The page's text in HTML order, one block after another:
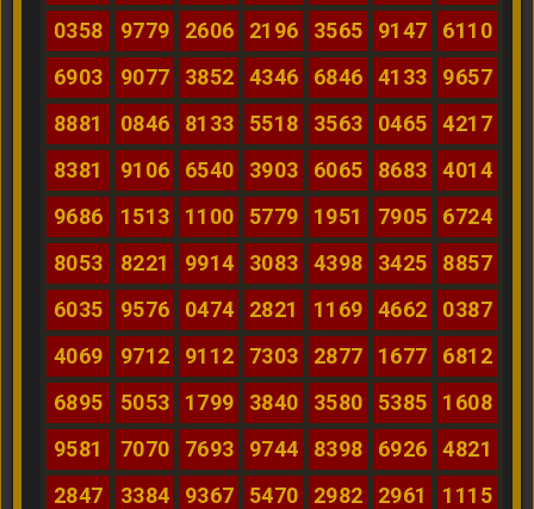
0358
9779 2606 2196 3565 9147
6110
6903
9077 3852 4346 6846 4133
9657
8881
0846 8133 5518 3563 0465
4217
8381
9106 6540 3903 6065 8683
4014
9686
1513 1100 5779 1951 7905
6724
8053
8221 9914 3083 4398 3425
8857
6035
9576 0474 2821 1169 4662
0387
4069
9712 9112 7303 2877 1677
6812
6895
5053 1799 3840 3580 5385
1608
9581
7070 7693 9744 8398 6926
4821
2847
3384 9367 5470 2982 2961
1115